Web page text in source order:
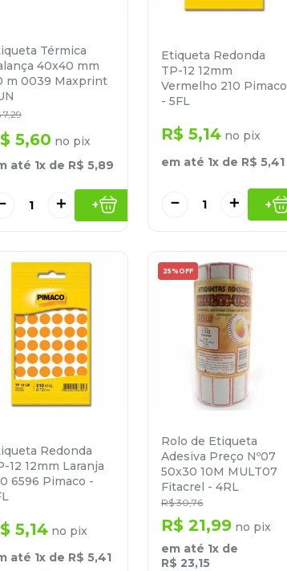
Térmica
40x40 mm
m 0039 Maxprint
7,29
5,60 no pix
até 1x de R$ 5,89
＋ +
Etiqueta Redonda
TP-12 12mm
Vermelho 210 Pimaco
- 5FL
R$ 5,14 no pix
em até 1x de R$ 5,41
＋
－ +
Redonda
12 12mm Laranja
6596 Pimaco -
5,14 no pix
até 1x de R$ 5,41
25% OFF
Rolo de Etiqueta
Adesiva Preço Nº07
50x30 10M MULT07
Fitacrel - 4RL
R$ 30,76
R$ 21,99 no pix
em até 1x de
R$ 23,15